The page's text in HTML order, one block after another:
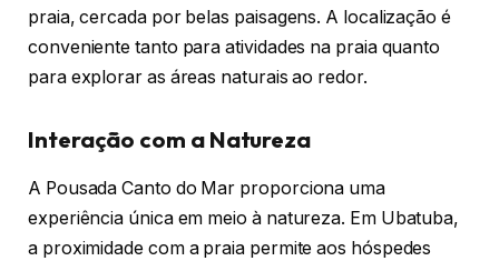
praia, cercada por belas paisagens. A localização é
conveniente tanto para atividades na praia quanto
para explorar as áreas naturais ao redor.
Interação com a Natureza
A Pousada Canto do Mar proporciona uma
experiência única em meio à natureza. Em Ubatuba,
a proximidade com a praia permite aos hóspedes